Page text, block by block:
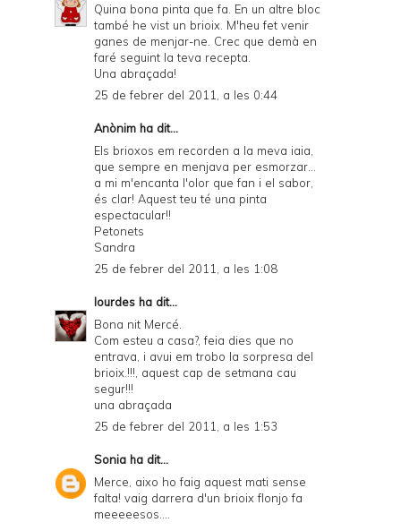
Quina bona pinta que fa. En un altre bloc
també he vist un brioix. M'heu fet venir
ganes de menjar-ne. Crec que demà en
faré seguint la teva recepta.
Una abraçada!
25 de febrer del 2011, a les 0:44
Anònim ha dit...
Els brioxos em recorden a la meva iaia,
que sempre en menjava per esmorzar...
a mi m'encanta l'olor que fan i el sabor,
és clar! Aquest teu té una pinta
espectacular!!
Petonets
Sandra
25 de febrer del 2011, a les 1:08
lourdes ha dit...
Bona nit Mercé.
Com esteu a casa?, feia dies que no
entrava, i avui em trobo la sorpresa del
brioix.!!!, aquest cap de setmana cau
segur!!!
una abraçada
25 de febrer del 2011, a les 1:53
Sonia ha dit...
Merce, aixo ho faig aquest mati sense
falta! vaig darrera d'un brioix flonjo fa
meeeeesos....